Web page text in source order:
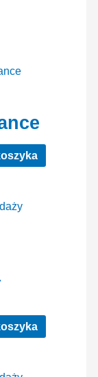
stronie
produktu